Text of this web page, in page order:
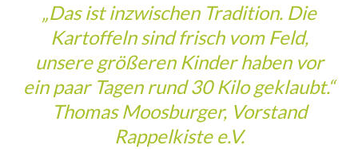
„Das ist inzwischen Tradition. Die
Kartoffeln sind frisch vom Feld,
unsere größeren Kinder haben vor
ein paar Tagen rund 30 Kilo geklaubt.“
Thomas Moosburger, Vorstand
Rappelkiste e.V.